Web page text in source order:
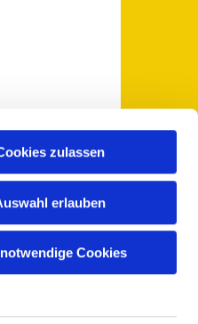
zulassen
erlauben
Cookies